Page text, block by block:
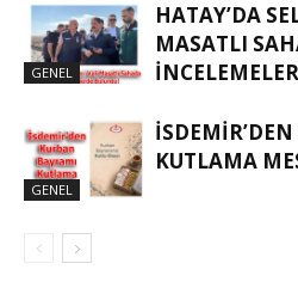
GENEL
HATAY’DA
MASATLI
GENEL
KUTLAMA